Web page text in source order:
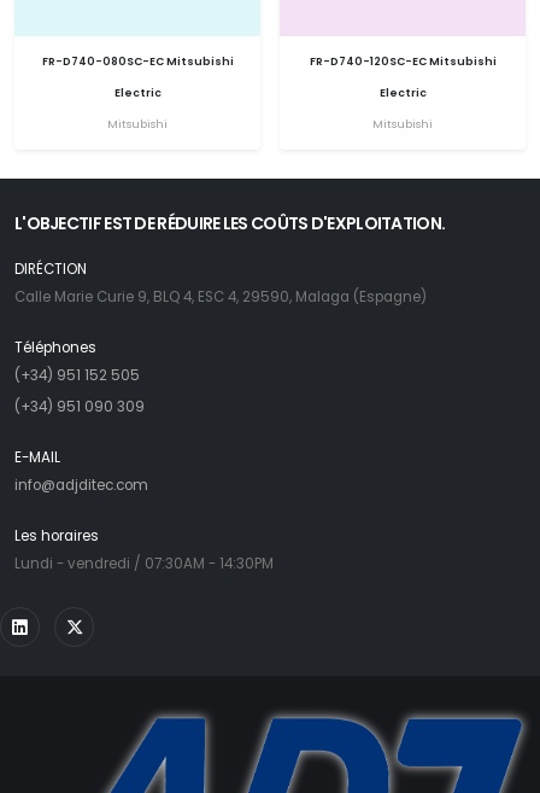
FR-D740-080SC-EC Mitsubishi
Electric
Mitsubishi
FR-D740-120SC-EC Mitsubishi
Electric
Mitsubishi
L'OBJECTIF EST DE RÉDUIRE LES COÛTS D'EXPLOITATION.
DIRÉCTION
Calle Marie Curie 9, BLQ 4, ESC 4, 29590, Malaga (Espagne)
Téléphones
(+34) 951 152 505
(+34) 951 090 309
E-MAIL
info@adjditec.com
Les horaires
Lundi - vendredi / 07:30AM - 14:30PM